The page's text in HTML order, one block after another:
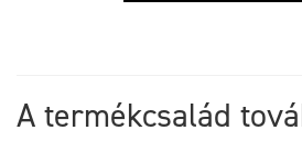
A termékcsalád